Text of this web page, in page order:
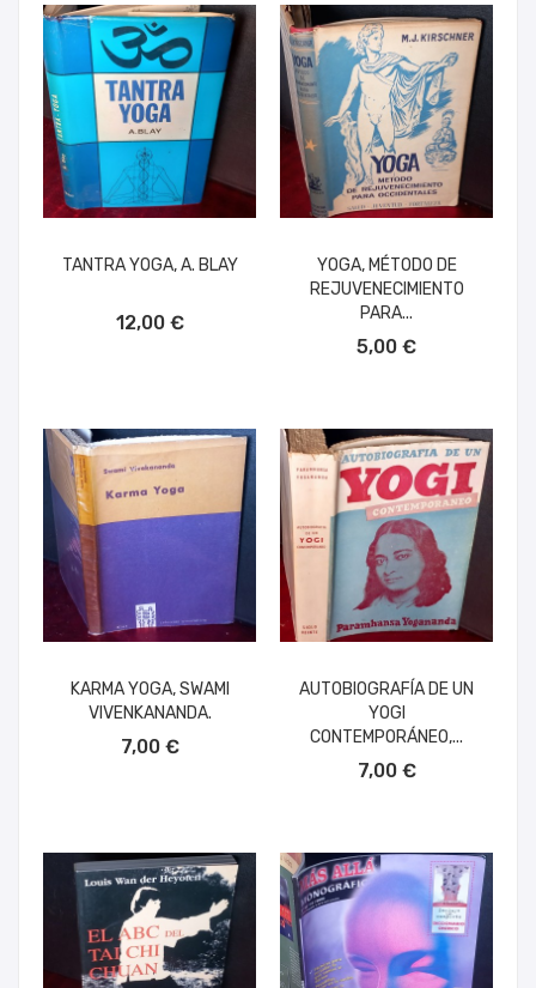
TANTRA YOGA, A. BLAY
12,00 €
YOGA, MÉTODO DE
REJUVENECIMIENTO
PARA...
5,00 €
KARMA YOGA, SWAMI
VIVENKANANDA.
7,00 €
AUTOBIOGRAFÍA DE UN
YOGI
CONTEMPORÁNEO,...
7,00 €